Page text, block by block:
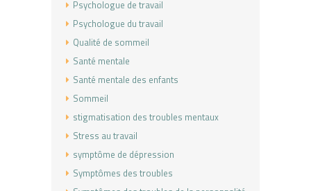
Psychologue de travail
Psychologue du travail
Qualité de sommeil
Santé mentale
Santé mentale des enfants
Sommeil
stigmatisation des troubles mentaux
Stress au travail
symptôme de dépression
Symptômes des troubles